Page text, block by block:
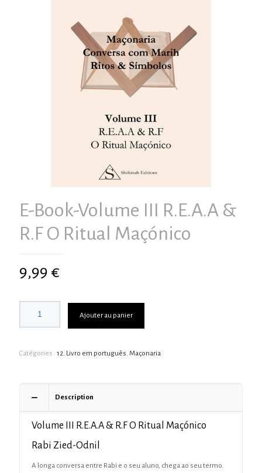
E-Book-Volume III R.E.A.A &
R.F O Ritual Maçónico
9,99 €
Ajouter au panier
Catégories : 12. Livro em português, Maçonaria
Description
Volume III R.E.A.A & R.F O Ritual Maçónico
Rabi Zied-Odnil
A longa conversa entre Rabi e o seu aluno, chega ao seu termo.